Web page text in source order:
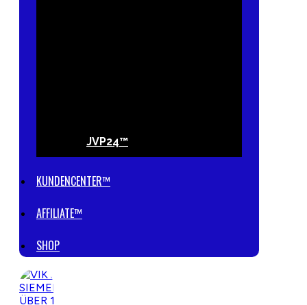
JVP24™
KUNDENCENTER™
AFFILIATE™
SHOP